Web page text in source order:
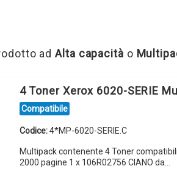
adAlta capacità o
4 Toner Xerox 6020-SERIE
Compatibile
Codice:4*MP-6020-SERIE.C
Multipack contenente 4 Toner compatibili
2000 pagine 1 x 106R02756 CIANO da…